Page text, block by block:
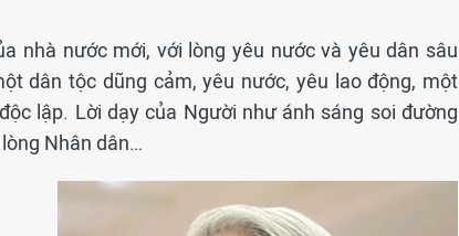
nhà nước mới, với lòng yêu nước và yêu dân sâu
dân tộc dũng cảm, yêu nước, yêu lao động, một
lập. Lời dạy của Người như ánh sáng soi đường
Nhân dân…